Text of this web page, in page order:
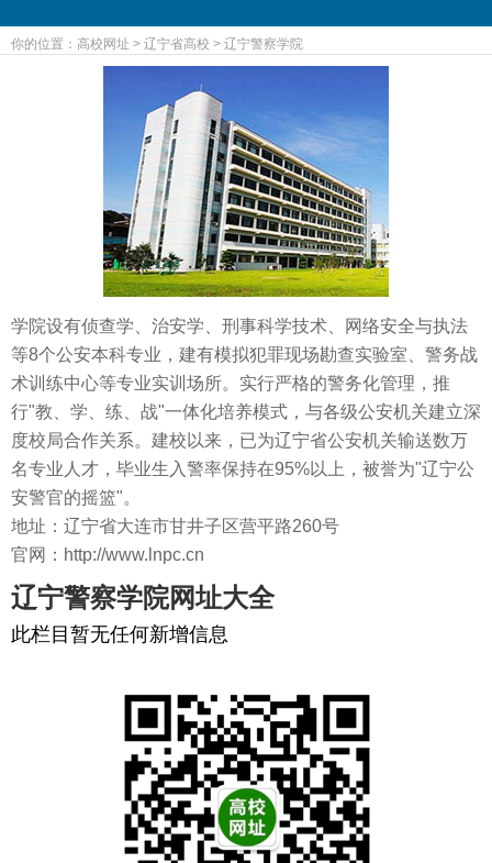
你的位置： 高校网址 > 辽宁省高校 > 辽宁警察学院
学院设有侦查学、治安学、刑事科学技术、网络安全与执法
等8个公安本科专业，建有模拟犯罪现场勘查实验室、警务战
术训练中心等专业实训场所。实行严格的警务化管理，推
行"教、学、练、战"一体化培养模式，与各级公安机关建立深
度校局合作关系。建校以来，已为辽宁省公安机关输送数万
名专业人才，毕业生入警率保持在95%以上，被誉为"辽宁公
安警官的摇篮"。
地址：辽宁省大连市甘井子区营平路260号
官网：http://www.lnpc.cn
辽宁警察学院网址大全
此栏目暂无任何新增信息